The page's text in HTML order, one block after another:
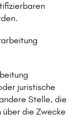
juristische
Stelle, die
die Zwecke